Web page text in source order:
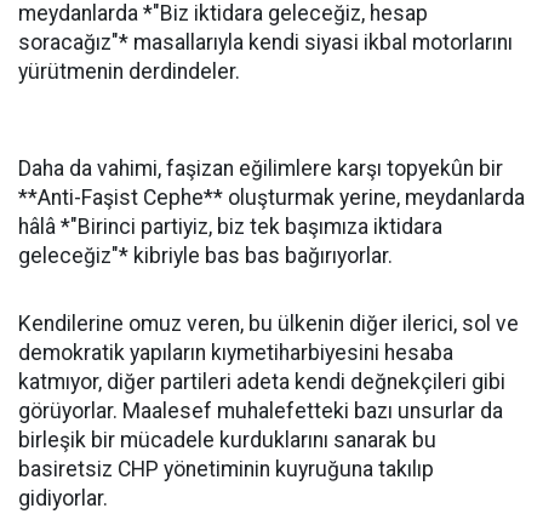
meydanlarda *"Biz iktidara geleceğiz, hesap
soracağız"* masallarıyla kendi siyasi ikbal motorlarını
yürütmenin derdindeler.
Daha da vahimi, faşizan eğilimlere karşı topyekûn bir
**Anti-Faşist Cephe** oluşturmak yerine, meydanlarda
hâlâ *"Birinci partiyiz, biz tek başımıza iktidara
geleceğiz"* kibriyle bas bas bağırıyorlar.
Kendilerine omuz veren, bu ülkenin diğer ilerici, sol ve
demokratik yapıların kıymetiharbiyesini hesaba
katmıyor, diğer partileri adeta kendi değnekçileri gibi
görüyorlar. Maalesef muhalefetteki bazı unsurlar da
birleşik bir mücadele kurduklarını sanarak bu
basiretsiz CHP yönetiminin kuyruğuna takılıp
gidiyorlar.